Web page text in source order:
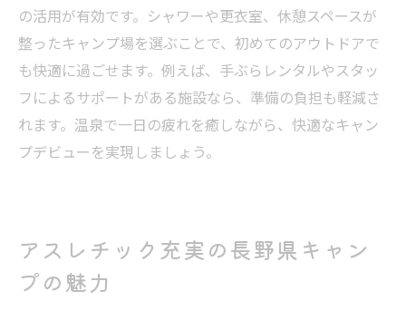
の活用が有効です。シャワーや更衣室、休憩スペースが
整ったキャンプ場を選ぶことで、初めてのアウトドアで
も快適に過ごせます。例えば、手ぶらレンタルやスタッ
フによるサポートがある施設なら、準備の負担も軽減さ
れます。温泉で一日の疲れを癒しながら、快適なキャン
プデビューを実現しましょう。
アスレチック充実の長野県キャン
プの魅力